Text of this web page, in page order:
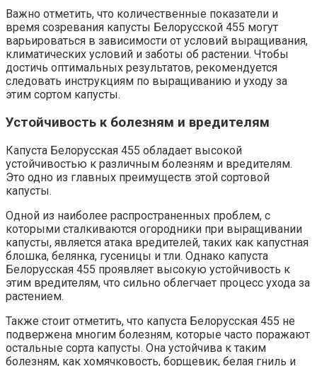
Важно отметить, что количественные показатели и
время созревания капусты Белорусской 455 могут
варьироваться в зависимости от условий выращивания,
климатических условий и заботы об растении. Чтобы
достичь оптимальных результатов, рекомендуется
следовать инструкциям по выращиванию и уходу за
этим сортом капусты.
Устойчивость к болезням и вредителям
Капуста Белорусская 455 обладает высокой
устойчивостью к различным болезням и вредителям.
Это одно из главных преимуществ этой сортовой
капусты.
Одной из наиболее распространенных проблем, с
которыми сталкиваются огородники при выращивании
капусты, является атака вредителей, таких как капустная
блошка, белянка, гусеницы и тли. Однако капуста
Белорусская 455 проявляет высокую устойчивость к
этим вредителям, что сильно облегчает процесс ухода за
растением.
Также стоит отметить, что капуста Белорусская 455 не
подвержена многим болезням, которые часто поражают
остальные сорта капусты. Она устойчива к таким
болезням, как хомячковость, борщевик, белая гниль и